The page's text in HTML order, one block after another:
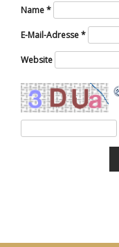
Name*
E-Mail-Adresse*
Website